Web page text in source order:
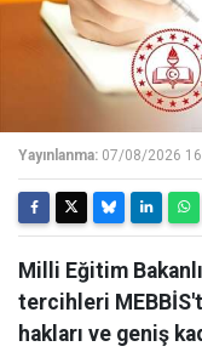
Yayınlanma: 07/08/2026
Milli Eğitim
tercihleri
hakları ve geniş